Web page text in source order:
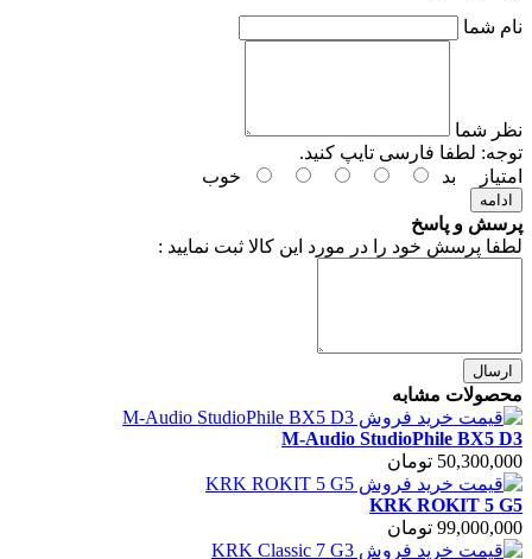
نام شما
نظر شما
توجه: لطفا فارسی تایپ کنید.
امتیاز
بد خوب
ادامه
پرسش و پاسخ
لطفا پرسش خود را در مورد این کالا ثبت نمایید :
ارسال
محصولات مشابه
M-Audio StudioPhile BX5 D3
50,300,000 تومان
KRK ROKIT 5 G5
99,000,000 تومان